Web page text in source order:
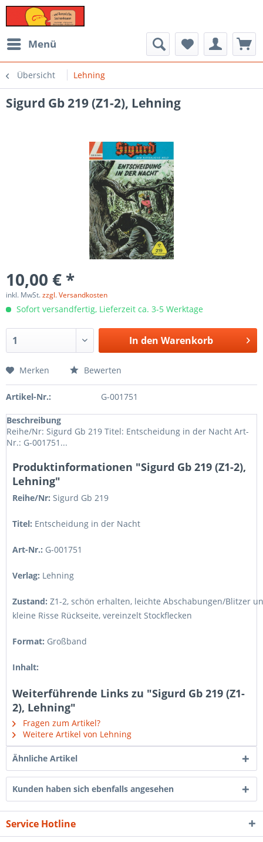
Menü
Übersicht Lehning
Sigurd Gb 219 (Z1-2), Lehning
10,00 € *
inkl. MwSt.zzgl. Versandkosten
Sofort versandfertig, Lieferzeit ca. 3-5 Werktage
In den Warenkorb
Merken Bewerten
Artikel-Nr.: G-001751
Beschreibung
Reihe/Nr: Sigurd Gb 219 Titel: Entscheidung in der Nacht Art-
Nr.: G-001751...
Produktinformationen "Sigurd Gb 219 (Z1-2),
Lehning"
Reihe/Nr: Sigurd Gb 219
Titel: Entscheidung in der Nacht
Art-Nr.: G-001751
Verlag: Lehning
Zustand: Z1-2, schön erhalten, leichte Abschabungen/Blitzer
kleine Risse Rückseite, vereinzelt Stockflecken
Format: Großband
Inhalt:
Weiterführende Links zu "Sigurd Gb 219 (Z1-
2), Lehning"
Fragen zum Artikel?
Weitere Artikel von Lehning
Ähnliche Artikel
Kunden haben sich ebenfalls angesehen
Service Hotline